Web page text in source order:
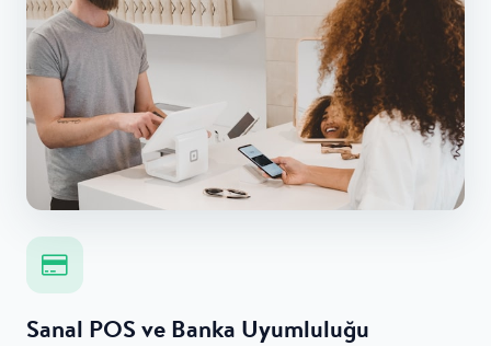
Sanal POS ve Banka Uyumluluğu